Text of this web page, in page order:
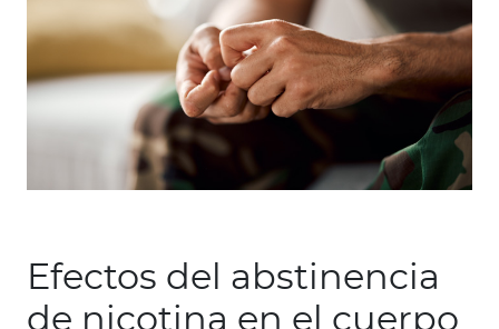
Efectos del abstinencia
de nicotina en el cuerpo